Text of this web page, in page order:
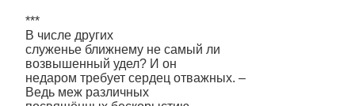
***
В числе других
служенье ближнему не самый ли
возвышенный удел? И он
недаром требует сердец отважных. –
Ведь меж различных